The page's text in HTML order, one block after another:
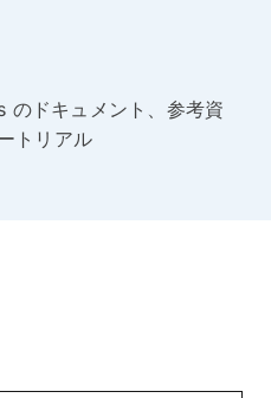
ドキュメント、参考資
トリアル